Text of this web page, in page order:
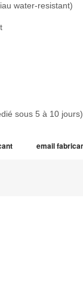
water-resistant)
sous 5 à 10 jours)
email